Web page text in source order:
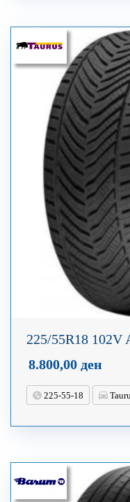
225/55R18 102V
8.800,00 ден
225-55-18